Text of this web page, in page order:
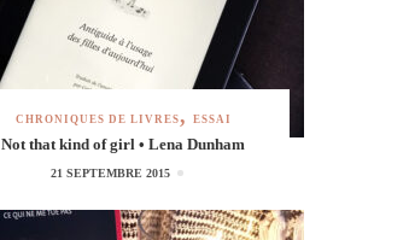
CHRONIQUES DE LIVRES ESSAI
Not that kind of girl • Lena Dunham
21 SEPTEMBRE 2015